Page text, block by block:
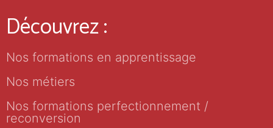
Découvrez :
Nos formations en apprentissage
Nos métiers
Nos formations perfectionnement /
reconversion